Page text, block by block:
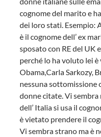
cognome del marito e
dei loro stati. Esempio:
è il cognome dell’ ex
sposato con RE del UK
perché lo ha voluto lei
Obama,Carla Sarkozy,
nessuna sottomissione
donne citate. Vi sembra
dell’ Italia si usa il
è vietato prendere il
Vi sembra strano ma è